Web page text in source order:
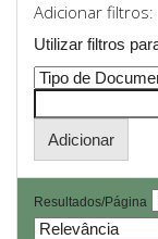
Adicionar filtros:
Utilizar filtros
Resultados/Página